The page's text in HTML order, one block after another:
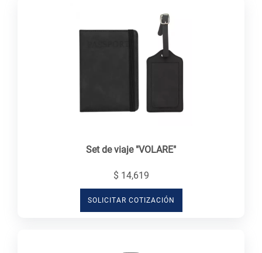
Set de viaje "VOLARE"
$ 14,619
SOLICITAR COTIZACIÓN